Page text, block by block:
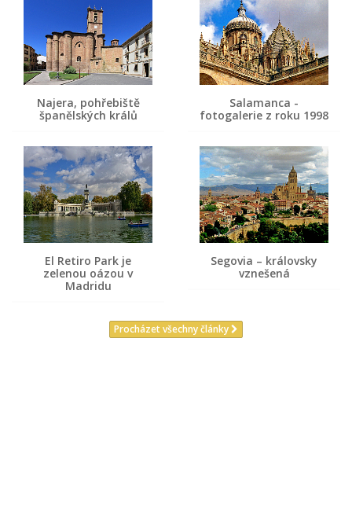
Najera, pohřebiště
španělských králů
Salamanca -
fotogalerie z roku 1998
El Retiro Park je
zelenou oázou v
Madridu
Segovia – královsky
vznešená
Procházet všechny články